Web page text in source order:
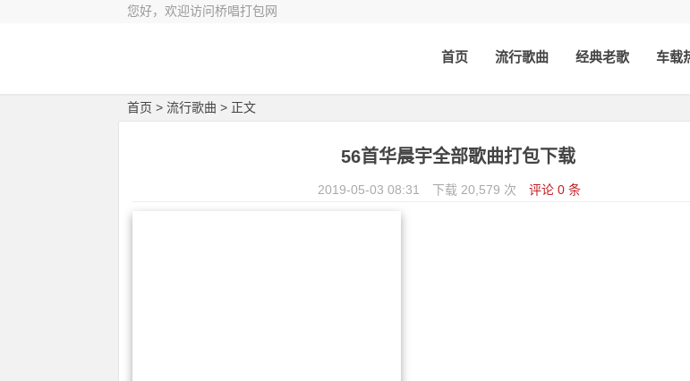
您好，欢迎访问桥唱打包网
首页 流行歌曲 经典老歌 车载
首页 > 流行歌曲 > 正文
56首华晨宇全部歌曲打包下载
2019-05-03 08:31 下载 20,579 次 评论 0 条